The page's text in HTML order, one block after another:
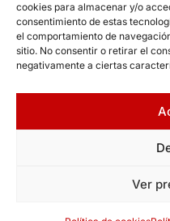
cookies para almacenar y/o
consentimiento de estas
el comportamiento de
sitio. No consentir o retirar el
negativamente a ciertas
Ver
Servicios ciudadanos
Contacto
Síguenos: